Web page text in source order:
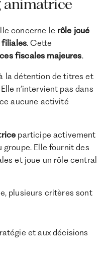
animatrice
concerne le rôle joué
filiales. Cette
fiscales majeures.
la détention de titres et
n’intervient pas dans
aucune activité
participe activement
Elle fournit des
et joue un rôle central
plusieurs critères sont
et aux décisions